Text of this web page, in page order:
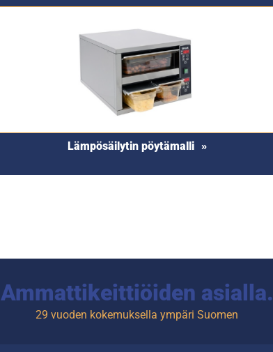
Lämpösäilytin pöytämalli
Ammattikeittiöiden asialla.
29 vuoden kokemuksella ympäri Suomen